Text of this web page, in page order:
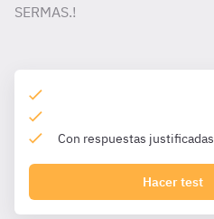
SERMAS.!
Con respuestas justificadas
Hacer test